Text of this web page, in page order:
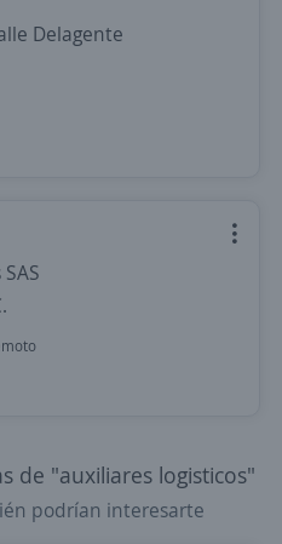
Delagente
de "auxiliares logisticos"
podrían interesarte